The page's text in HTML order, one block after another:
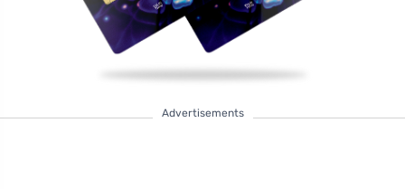
Advertisements